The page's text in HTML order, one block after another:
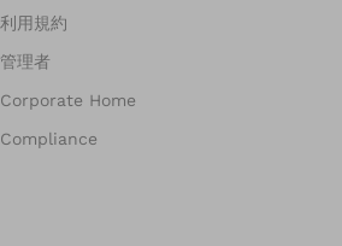
利用規約
管理者
Corporate Home
Compliance